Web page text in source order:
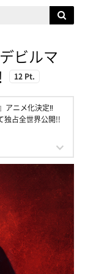
ビルマ
12 Pt.
アニメ化決定‼
独占全世界公開!!